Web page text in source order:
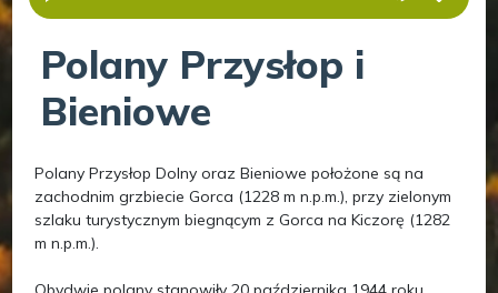
Polany Przysłop i
Bieniowe
Polany Przysłop Dolny oraz Bieniowe położone są na
zachodnim grzbiecie Gorca (1228 m n.p.m.), przy zielonym
szlaku turystycznym biegnącym z Gorca na Kiczorę (1282
m n.p.m.).